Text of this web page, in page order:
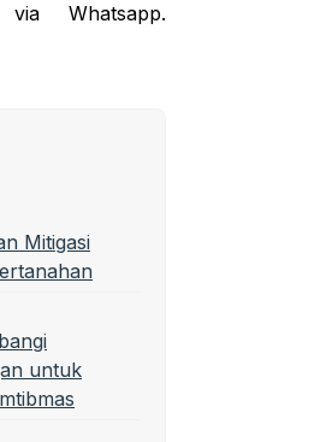
Whatsapp.
Mitigasi
untuk